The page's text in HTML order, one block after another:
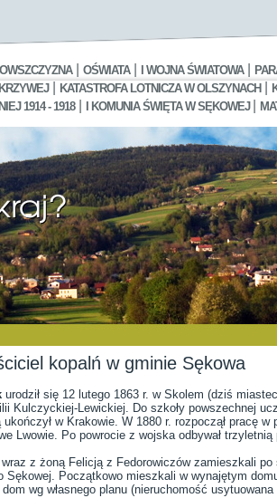
| OŚWIATA| I WOJNA ŚWIATOWA|
| KATASTROFA LOTNICZA W OLSZYNACH|
1914 - 1918| I KOMUNIA ŚWIĘTA W SĘKOWEJ
kopalń w gminie Sękowa
urodził się 12 lutego 1863 r. w Skolem (dziś
Kulczyckiej-Lewickiej. Do szkoły powszechnej
ukończył w Krakowie. W 1880 r. rozpoczął pracę
Lwowie. Po powrocie z wojska odbywał
wraz z żoną Felicją z Fedorowiczów zamieszkali
Sękowej. Początkowo mieszkali w wynajętym
dom wg własnego planu (nieruchomość